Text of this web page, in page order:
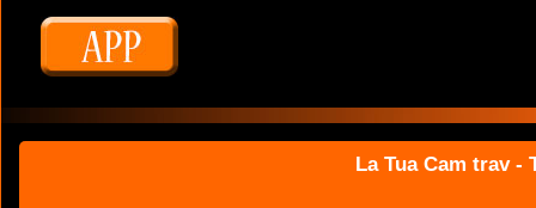
La Tua Cam trav -